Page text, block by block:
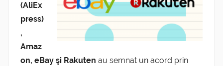
(AliEx
press)
,
Amaz
on, eBay şi Rakuten au semnat un acord prin